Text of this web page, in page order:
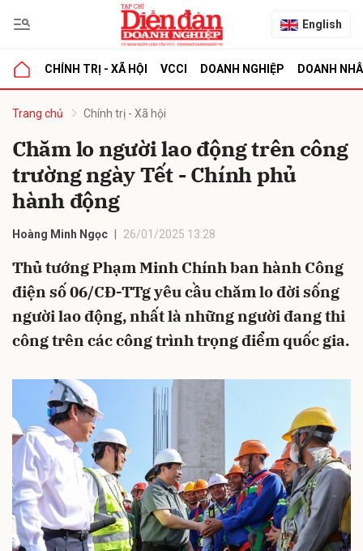
English
CHÍNH TRỊ - XÃ HỘI VCCI DOANH NGHIỆP DOANH
Trang chủ Chính trị - Xã hội
Chăm lo người lao động trên công
trường ngày Tết - Chính phủ
hành động
Hoàng Minh Ngọc 26/01/2025 13:28
Thủ tướng Phạm Minh Chính ban hành Công
điện số 06/CĐ-TTg yêu cầu chăm lo đời sống
người lao động, nhất là những người đang thi
công trên các công trình trọng điểm quốc gia.
luận
Hủy